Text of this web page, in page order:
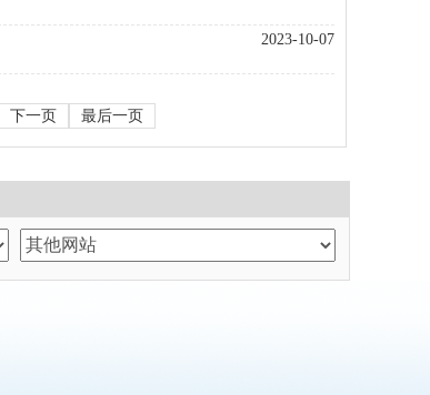
2023-10-07
下一页 最后一页